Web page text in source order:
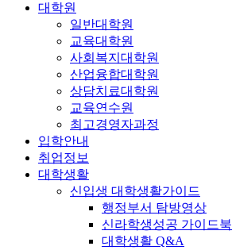
대학원
일반대학원
교육대학원
사회복지대학원
산업융합대학원
상담치료대학원
교육연수원
최고경영자과정
입학안내
취업정보
대학생활
신입생 대학생활가이드
행정부서 탐방영상
신라학생성공 가이드북
대학생활 Q&A